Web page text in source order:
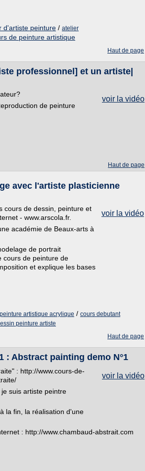
d'artiste peinture / atelier
de peinture artistique
Haut de page
professionnel] et un artiste|
voir la vidéo
de peinture
Haut de page
avec l'artiste plasticienne
voir la vidéo
cours de dessin, peinture et
- www.arscola.fr.
académie de Beaux-arts à
de portrait
cours de peinture de
et explique les bases
artistique acrylique / cours debutant
peinture artiste
Haut de page
: Abstract painting demo N°1
voir la vidéo
: http://www.cours-de-
suis artiste peintre
la fin, la réalisation d'une
: http://www.chambaud-abstrait.com